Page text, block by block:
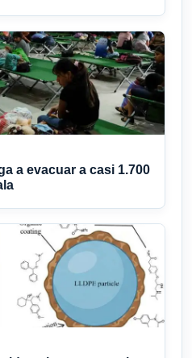
a evacuar a casi 1.700